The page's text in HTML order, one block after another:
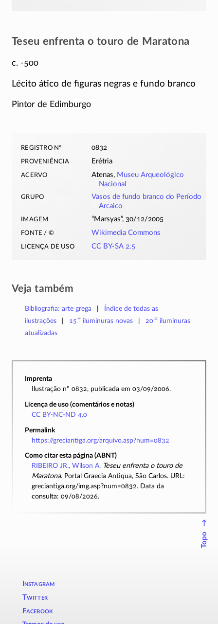
Teseu enfrenta o touro de Maratona
c. -500
Lécito ático de figuras negras e fundo branco
Pintor de Edimburgo
registro nº 0832
proveniência Erétria
acervo Atenas, Museu Arqueológico
Nacional
grupo
Vasos de fundo branco do Período
Arcaico
imagem “Marsyas”, 30/12/2005
fonte / © Wikimedia Commons
licença de uso CC BY-SA 2.5
Veja também
Bibliografia: arte grega
Índice de todas as
ilustrações
15+ iluminuras novas 20±iluminuras
atualizadas
Imprenta
Ilustração nº 0832, publicada em 03/09/2006.
Licença de uso (comentários e notas)
CC BY-NC-ND 4.0
Permalink
https://greciantiga.org/arquivo.asp?num=0832
Como citar esta página (ABNT)
RIBEIRO JR., Wilson A. Teseu enfrenta o touro de
Maratona. Portal Graecia Antiqua, São Carlos. URL:
greciantiga.org/img.asp?num=0832. Data da
consulta: 09/08/2026.
↑
Topo
Instagram
Twitter
Facebook